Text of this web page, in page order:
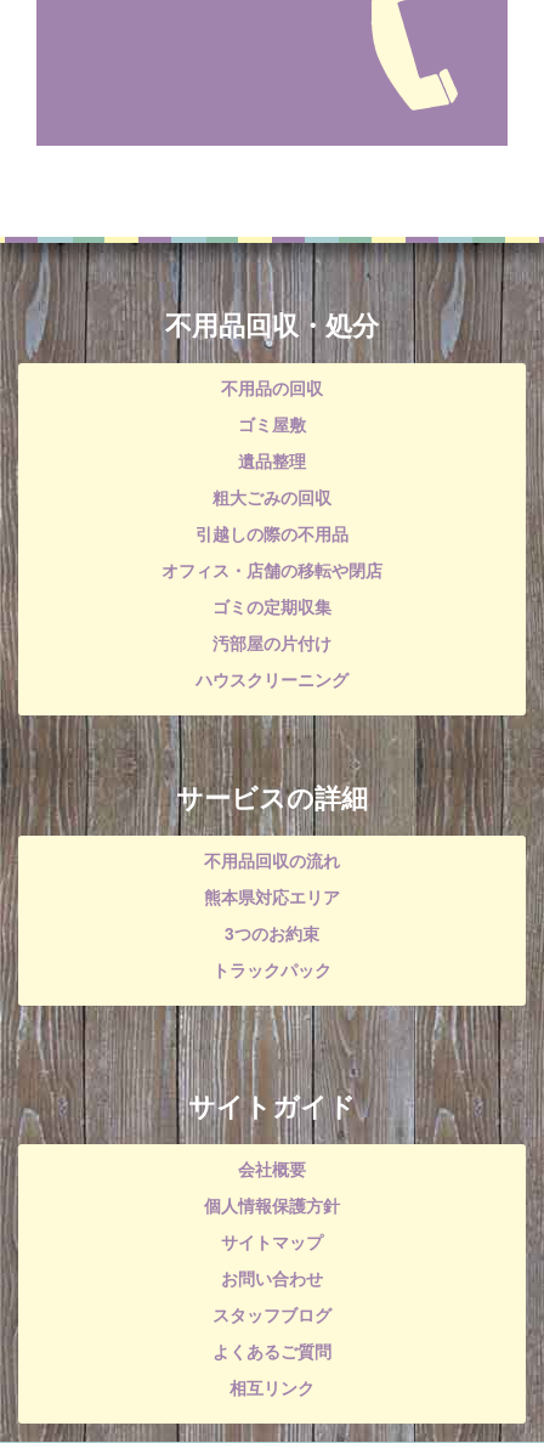
不用品回収・処分
不用品の回収
ゴミ屋敷
遺品整理
粗大ごみの回収
引越しの際の不用品
オフィス・店舗の移転や閉店
ゴミの定期収集
汚部屋の片付け
ハウスクリーニング
サービスの詳細
不用品回収の流れ
熊本県対応エリア
3つのお約束
トラックパック
サイトガイド
会社概要
個人情報保護方針
サイトマップ
お問い合わせ
スタッフブログ
よくあるご質問
相互リンク